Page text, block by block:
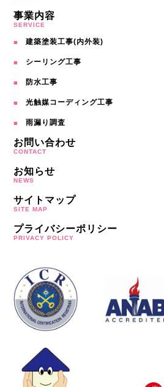
事業内容
SERVICE
建築塗装工事(内外装)
シーリング工事
防水工事
光触媒コーディング工事
雨漏り調査
お問い合わせ
CONTACT
お知らせ
NEWS
サイトマップ
SITE MAP
プライバシーポリシー
PRIVACY POLICY